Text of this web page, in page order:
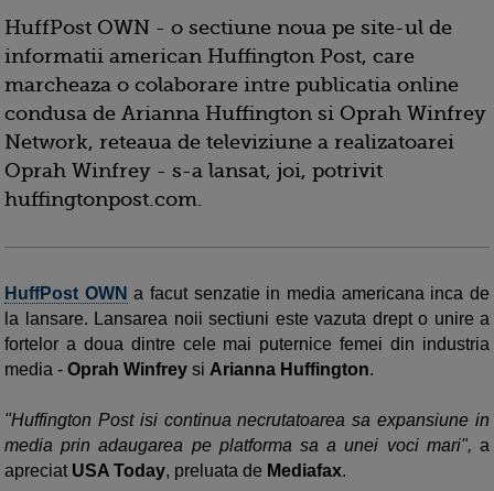
HuffPost OWN - o sectiune noua pe site-ul de
informatii american Huffington Post, care
marcheaza o colaborare intre publicatia online
condusa de Arianna Huffington si Oprah Winfrey
Network, reteaua de televiziune a realizatoarei
Oprah Winfrey - s-a lansat, joi, potrivit
huffingtonpost.com.
HuffPost OWN a facut senzatie in media americana inca de
la lansare. Lansarea noii sectiuni este vazuta drept o unire a
fortelor a doua dintre cele mai puternice femei din industria
media - Oprah Winfrey si Arianna Huffington.
"Huffington Post isi continua necrutatoarea sa expansiune in
media prin adaugarea pe platforma sa a unei voci mari", a
apreciat USA Today, preluata de Mediafax.